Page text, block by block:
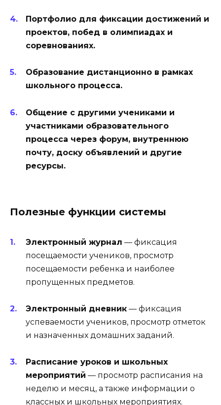
Портфолио для фиксации достижений и
проектов, побед в олимпиадах и
соревнованиях.
Образование дистанционно в рамках
школьного процесса.
Общение с другими учениками и
участниками образовательного
процесса через форум, внутреннюю
почту, доску объявлений и другие
ресурсы.
Полезные функции системы
Электронный журнал — фиксация
посещаемости учеников, просмотр
посещаемости ребенка и наиболее
пропущенных предметов.
Электронный дневник — фиксация
успеваемости учеников, просмотр отметок
и назначенных домашних заданий.
Расписание уроков и школьных
мероприятий — просмотр расписания на
неделю и месяц, а также информации о
классных и школьных мероприятиях.